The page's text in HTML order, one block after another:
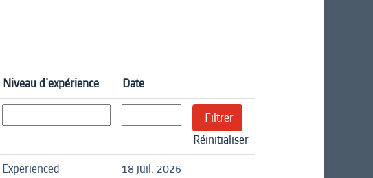
Niveau d'expérience Date
Réinitialiser
Experienced
18 juil. 2026